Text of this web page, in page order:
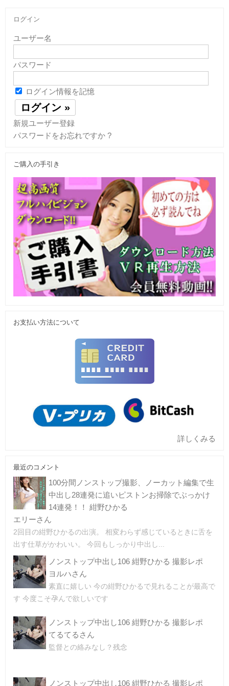
ログイン
ユーザー名
パスワード
ログイン情報を記憶
新規ユーザー登録
パスワードをお忘れですか ?
ご購入の手引き
お支払い方法について
詳しくみる
最近のコメント
100分間ノンストップ撮影、ノーカット編集で生
中出し28連発に追いピストンお掃除でぶっかけ
14連発！！ 紺野ひかる
エリーさん
2回目の紺野ひかるの出演。 相変わらず感じているときに舌を
出す仕草がかわいい。 今回もしっかり中出し...
ノンストップ中出し106 紺野ひかる 撮影レポ
ヨルハさん
素直に嬉しい 今の紺野ひかるで見れることが最高で
す 今度こそ孕んで欲しいです
ノンストップ中出し106 紺野ひかる 撮影レポ
てるてるさん
監督との絡みなし？残念
ノンストップ中出し106 紺野ひかる 撮影レポ